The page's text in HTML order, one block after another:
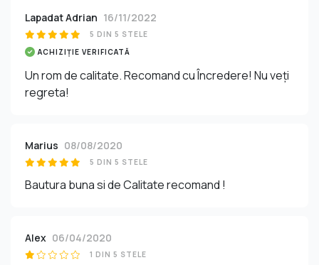
Lapadat Adrian 16/11/2022
5 DIN 5 STELE
ACHIZIȚIE VERIFICATĂ
Un rom de calitate. Recomand cu Încredere! Nu veți
regreta!
Marius 08/08/2020
5 DIN 5 STELE
Bautura buna si de Calitate recomand !
Alex 06/04/2020
1 DIN 5 STELE